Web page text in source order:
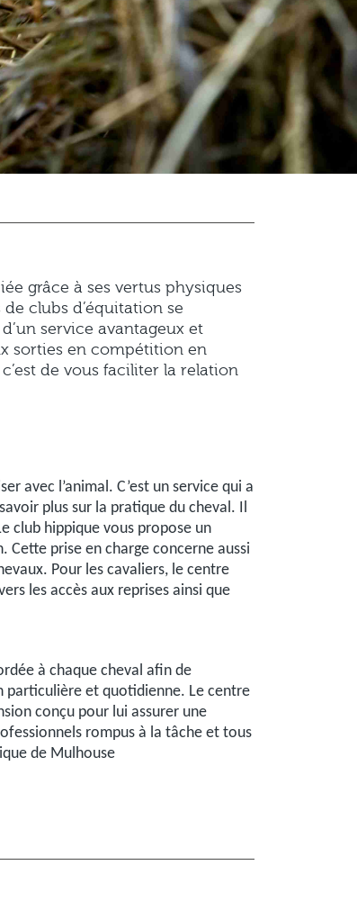
FAQ
MENTIONS LÉGALES
CRÉDIT
grâce à ses vertus physiques
clubs d’équitation se
service avantageux et
sorties en compétition en
de vous faciliter la relation
avec l’animal. C’est un service qui a
plus sur la pratique du cheval. Il
club hippique vous propose un
prise en charge concerne aussi
Pour les cavaliers, le centre
les accès aux reprises ainsi que
à chaque cheval afin de
particulière et quotidienne. Le centre
conçu pour lui assurer une
rompus à la tâche et tous
de Mulhouse